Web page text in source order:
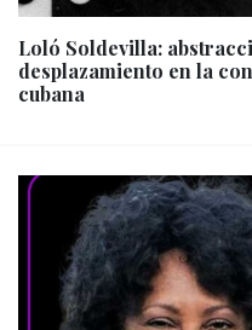
Loló Soldevilla:
desplazamiento en la
cubana